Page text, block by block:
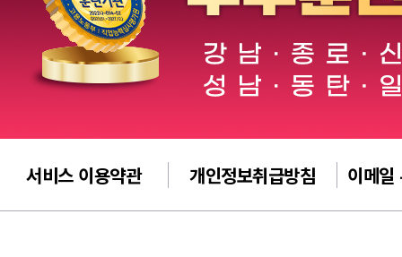
서비스 이용약관 개인정보취급방침 이메일